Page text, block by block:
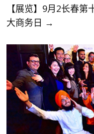
【展览】9月2长春第
大商务日 →